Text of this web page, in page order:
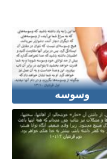
وسوسه